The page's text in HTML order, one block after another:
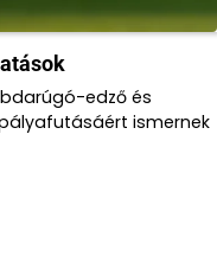
edző és
ismernek